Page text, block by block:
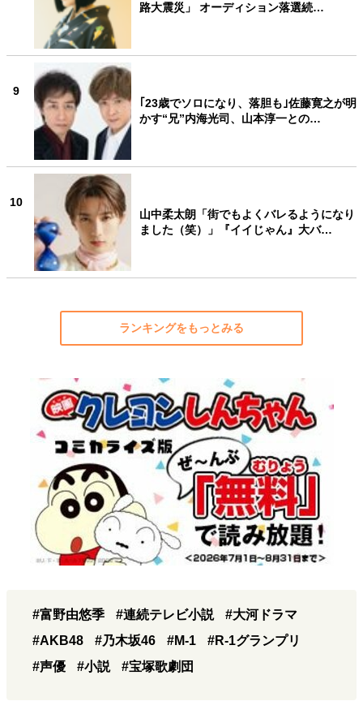
路大震災」 オーディション落選続…
9
｢23歳でソロになり、落胆も｣佐藤寛之が明
かす“兄”内海光司、山本淳一との…
10
山中柔太朗「街でもよくバレるようになり
ました（笑）」『イイじゃん』大バ…
ランキングをもっとみる
#富野由悠季 #連続テレビ小説
#大河ドラマ
#AKB48
#乃木坂46 #M-1
#R-1グランプリ
#声優
#小説 #宝塚歌劇団